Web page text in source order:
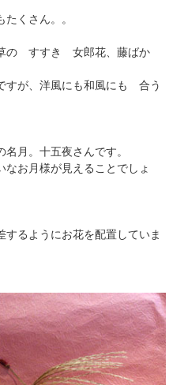
くさん。。
の すすき 女郎花、藤ばか
が、洋風にも和風にも 合う
月。十五夜さんです。
お月様が見えることでしょ
るようにお花を配置していま